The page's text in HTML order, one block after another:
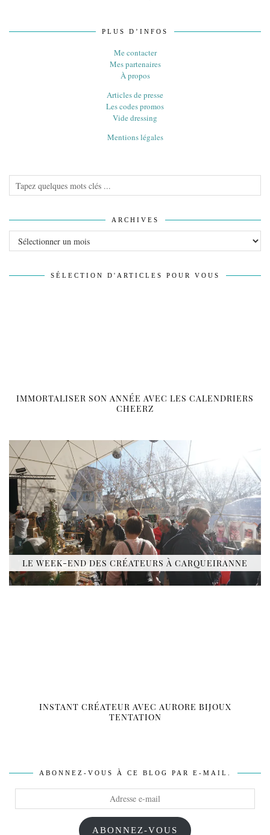
PLUS D’INFOS
Me contacter
Mes partenaires
À propos
Articles de presse
Les codes promos
Vide dressing
Mentions légales
ARCHIVES
SÉLECTION D'ARTICLES POUR VOUS
IMMORTALISER SON ANNÉE AVEC LES CALENDRIERS
CHEERZ
LE WEEK-END DES CRÉATEURS À CARQUEIRANNE
INSTANT CRÉATEUR AVEC AURORE BIJOUX
TENTATION
ABONNEZ-VOUS À CE BLOG PAR E-MAIL.
ABONNEZ-VOUS